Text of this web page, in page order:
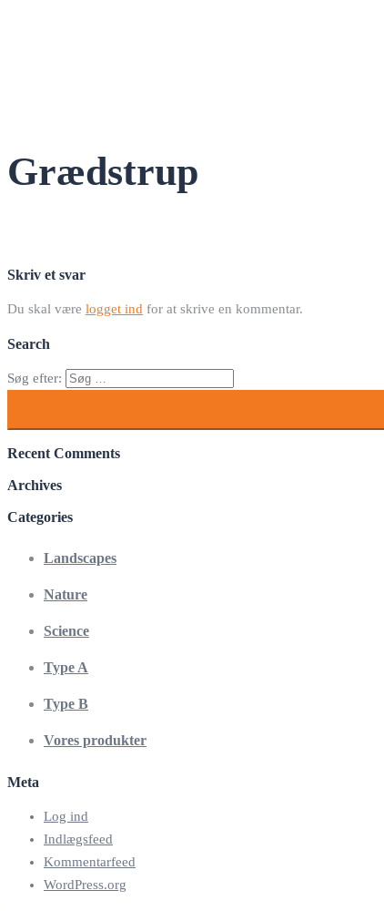
Grædstrup
Skriv et svar
Du skal være logget ind for at skrive en kommentar.
Search
Søg efter:
Recent Comments
Archives
Categories
Landscapes
Nature
Science
Type A
Type B
Vores produkter
Meta
Log ind
Indlægsfeed
Kommentarfeed
WordPress.org